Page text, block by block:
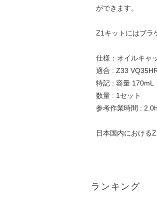
ができます。
Z1キットにはブラ
仕様：オイルキャ
適合 : Z33
特記 : 容量 170mL
数量 : 1セット
参考作業時間 : 2.0h
日本国内における
ランキング